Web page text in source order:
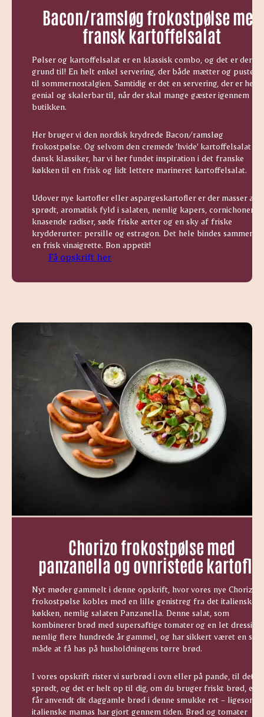
Bacon/ramsløg frokostpølse med
fransk kartoffelsalat
Pølser og kartoffelsalat er en klassisk combo, og det er der en
grund til! En helt enkel servering, der både mætter og puster
til sommernostalgien. Samtidig er det en servering, der er helt
genial og skalerbar til, når der skal mange gæster igennem
butikken.
Her bruger vi den nordisk krydrede Bacon/ramsløg
frokostpølse. Og selvom den cremede ’hvide’ kartoffelsalat er
dansk klassiker, har vi her fundet inspiration i det franske
køkken til en frisk og lidt lettere marineret kartoffelsalat.
Udover nye kartofler eller aspargeskartofler er der masser af
sprødt, aromatisk fyld i salaten, nemlig kapers, cornichoner,
knasende radiser, søde friske ærter og en sky af friske
krydderurter: persille og estragon. Det hele bindes sammen af
en frisk vinaigrette. Bon appetit!
Få opskrift her
Chorizo frokostpølse med
panzanella og ovnristede
Nyt møder gammelt i denne opskrift, hvor vores nye Chorizo
frokostpølse kobles med en lille genistreg fra det italienske
køkken, nemlig salaten Panzanella. Denne salat, som
kombinerer brød med supersaftige tomater og en let dressing,
nemlig flere hundrede år gammel, og har sikkert været en
måde at få has på husholdningens tørre brød.
I vores opskrift rister vi surbrød i ovn eller på pande, til det er
sprødt, og det er helt op til dig, om du bruger friskt brød,
får anvendt dit daggamle brød i denne smukke ret – ligesom
italienske mamas har gjort gennem tiden. Brød og tomater